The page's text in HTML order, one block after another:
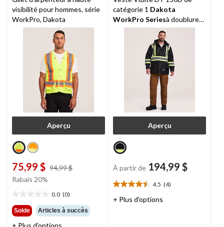
visibilité pour hommes, série
WorkPro, Dakota
Aperçu
75,99 $ 94,99 $
Rabais 20%
0.0 (0)
étoile(s)
sur
Solde Articles à succès
+ Plus d'options
catégorie 1 Dakota
WorkPro Seriesà doublure
T-Max, pour hommes
Aperçu
À partir de 194,99 $
4.5 (4)
4.5
étoile(s)
+ Plus d'options